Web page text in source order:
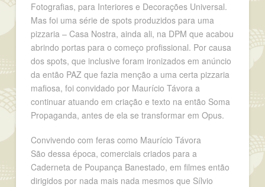
Fotografias, para Interiores e Decorações Universal.
Mas foi uma série de spots produzidos para uma
pizzaria – Casa Nostra, ainda ali, na DPM que acabou
abrindo portas para o começo profissional. Por causa
dos spots, que inclusive foram ironizados em anúncio
da então PAZ que fazia menção a uma certa pizzaria
mafiosa, foi convidado por Maurício Távora a
continuar atuando em criação e texto na então Soma
Propaganda, antes de ela se transformar em Opus.
Convivendo com feras como Maurício Távora
São dessa época, comerciais criados para a
Caderneta de Poupança Banestado, em filmes então
dirigidos por nada mais nada mesmos que Sílvio